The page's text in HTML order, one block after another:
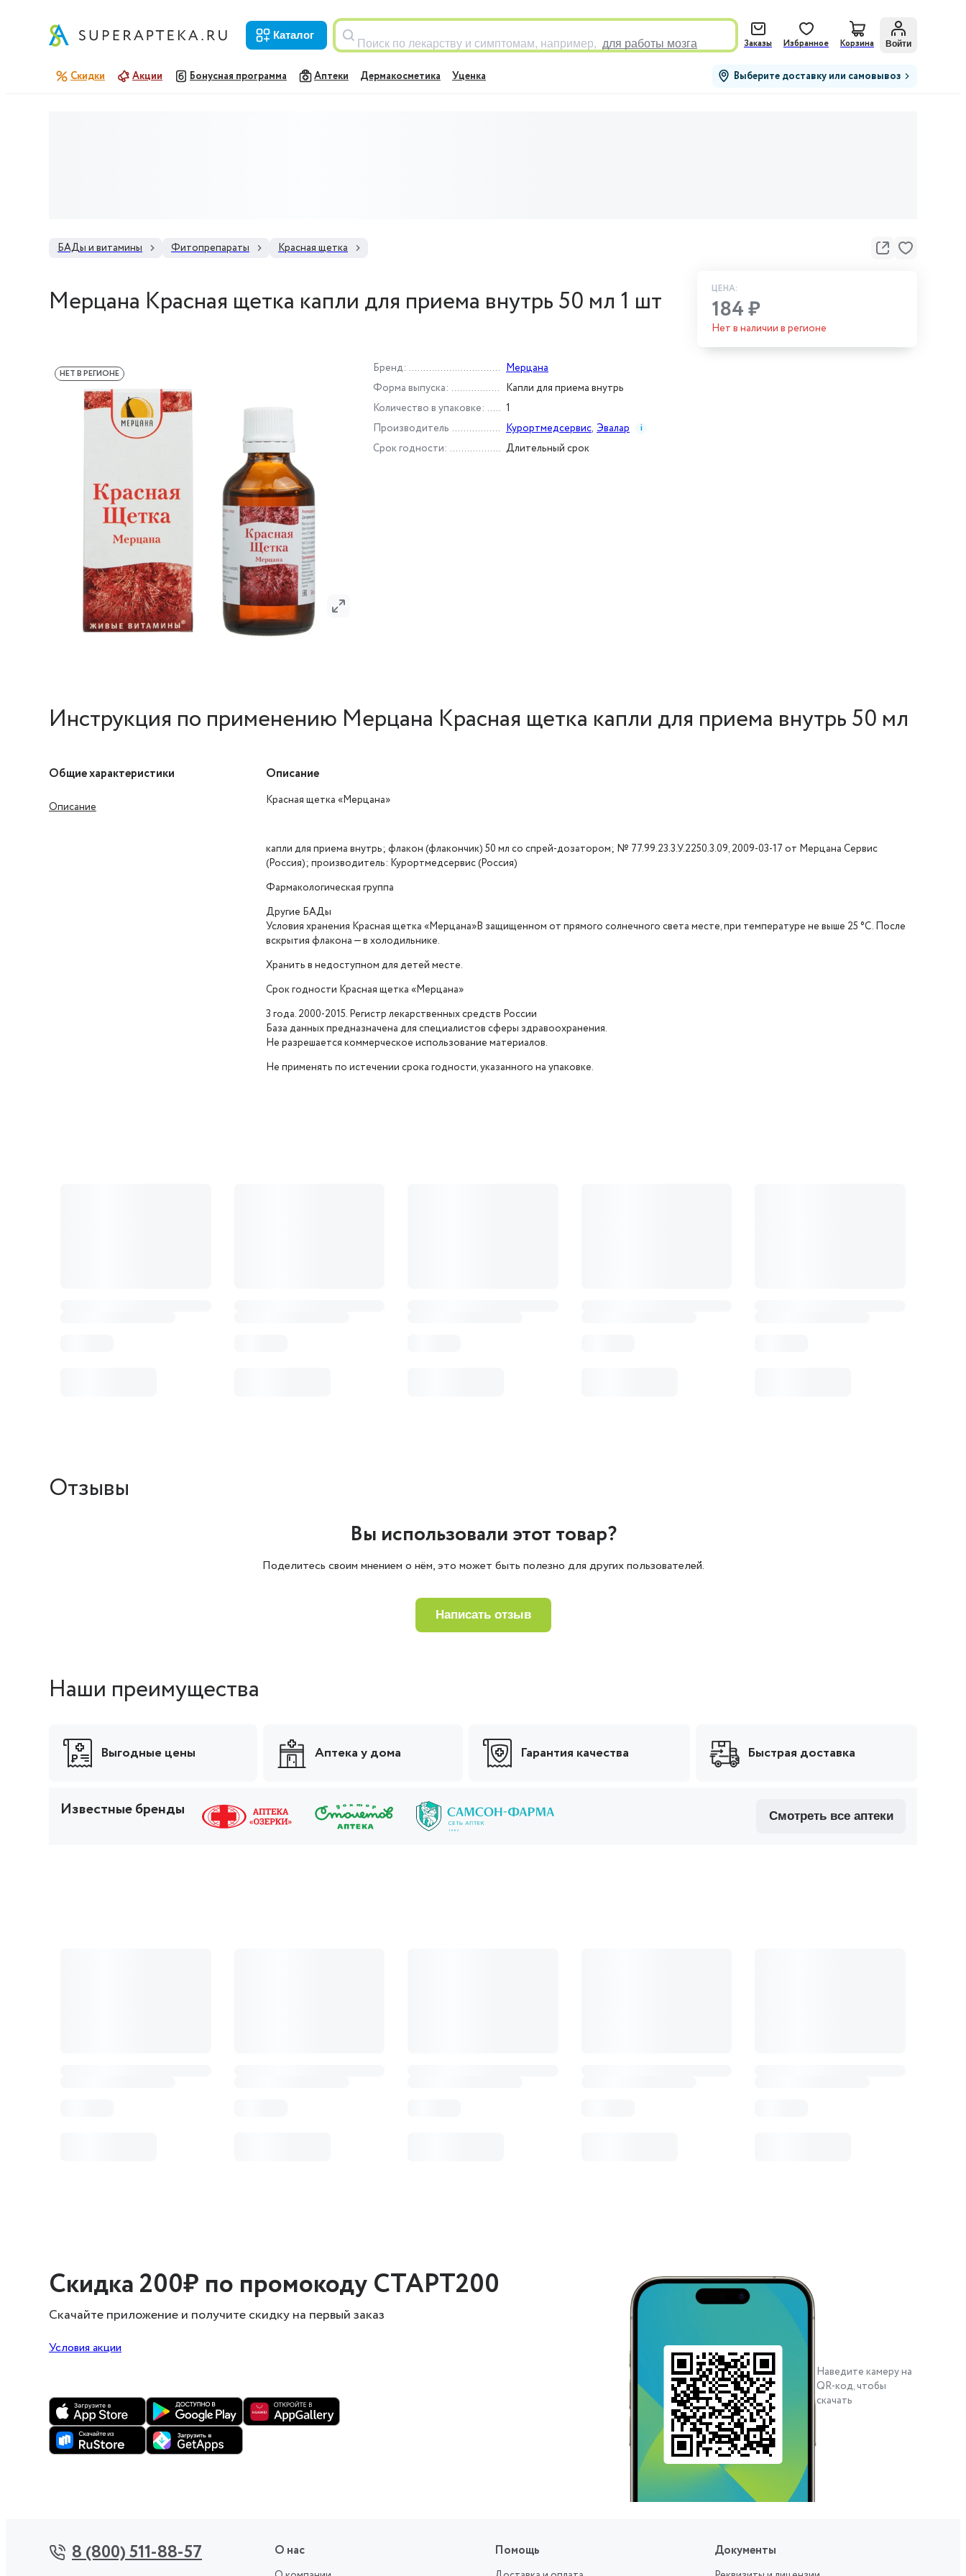
каталог
Поиск по лекарству и симптомам, например, для работы мозга Заказы Избранное Корзина Войти
Скидки Акции Бонусная программа Аптеки Дермакосметика Уценка Выберите доставку или самовывоз
БАДы и витамины Фитопрепараты Красная щетка
Мерцана Красная щетка капли для приема внутрь 50 мл 1 шт
НЕТ В РЕГИОНЕ
Бренд :
Мерцана
Форма выпуска :
Капли для приема внутрь
Количество в упаковке :
1
Производитель
Курортмедсервис, Эвалар i
Срок годности : Длительный срок
ЦЕНА:
184 ₽
Нет в наличии в регионе
Инструкция по применению Мерцана Красная щетка капли для приема внутрь 50 мл
Общие характеристики
Описание
Описание
Красная щетка «Мерцана»
капли для приема внутрь; флакон (флакончик) 50 мл со спрей-дозатором; № 77.99.23.3.У.2250.3.09, 2009-03-17 от Мерцана Сервис
(Россия); производитель: Курортмедсервис (Россия)
Фармакологическая группа
Другие БАДы
Условия хранения Красная щетка «Мерцана»В защищенном от прямого солнечного света месте, при температуре не выше 25 °C. После
вскрытия флакона — в холодильнике.
Хранить в недоступном для детей месте.
Срок годности Красная щетка «Мерцана»
3 года. 2000-2015. Регистр лекарственных средств России
База данных предназначена для специалистов сферы здравоохранения.
Не разрешается коммерческое использование материалов.
Не применять по истечении срока годности, указанного на упаковке.
Отзывы
Вы использовали этот товар?
Поделитесь своим мнением о нём, это может быть полезно для других пользователей.
написать отзыв
Наши преимущества
Выгодные цены Аптека у дома Гарантия качества Быстрая доставка
Известные бренды смотреть все аптеки
Скидка 200₽ по промокоду СТАРТ200
Скачайте приложение и получите скидку на первый заказ
Условия акции
Наведите камеру на
QR-код, чтобы
скачать
8 (800) 511-88-57 О нас Помощь Документы